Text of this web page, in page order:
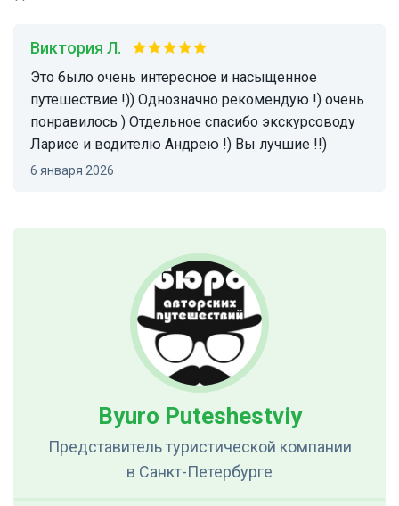
Виктория Л.
Это было очень интересное и насыщенное
путешествие !)) Однозначно рекомендую !) очень
понравилось ) Отдельное спасибо экскурсоводу
Ларисе и водителю Андрею !) Вы лучшие !!)
6 января 2026
Byuro Puteshestviy
Представитель туристической компании
в Санкт-Петербурге